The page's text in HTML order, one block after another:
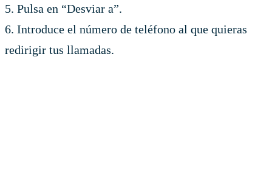
5. Pulsa en “Desviar a”.
6. Introduce el número de teléfono al que quieras
redirigir tus llamadas.